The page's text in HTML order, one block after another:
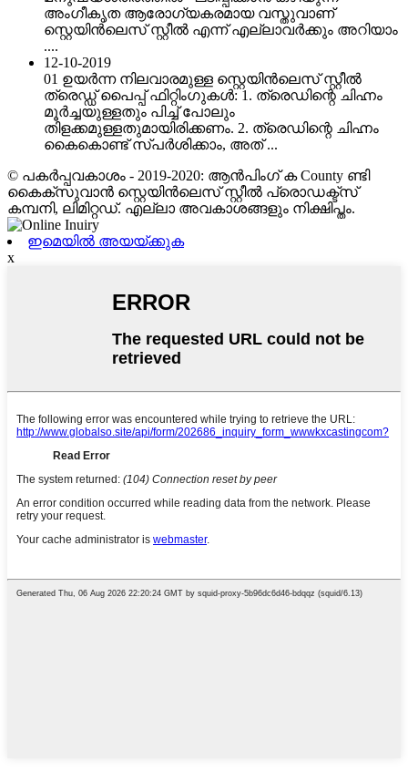
അംഗീകൃത ആരോഗ്യകരമായ വസ്തുവാണ്
സ്റ്റെയിൻ‌ലെസ് സ്റ്റീൽ എന്ന് എല്ലാവർക്കും അറിയാം
....
12-10-2019
01 ഉയർന്ന നിലവാരമുള്ള സ്റ്റെയിൻ‌ലെസ് സ്റ്റീൽ
ത്രെഡ്ഡ് പൈപ്പ് ഫിറ്റിംഗുകൾ: 1. ത്രെഡിന്റെ ചിഹ്നം
മൂർച്ചയുള്ളതും പിച്ച് പോലും
തിളക്കമുള്ളതുമായിരിക്കണം. 2. ത്രെഡിന്റെ ചിഹ്നം
കൈകൊണ്ട് സ്പർശിക്കാം, അത് ...
© പകർപ്പവകാശം - 2019-2020: ആൻ‌പിംഗ് ക County ണ്ടി
കൈക്സുവാൻ സ്റ്റെയിൻ‌ലെസ് സ്റ്റീൽ പ്രൊഡക്ട്സ്
കമ്പനി, ലിമിറ്റഡ്. എല്ലാ അവകാശങ്ങളും നിക്ഷിപ്തം.
ഇമെയിൽ അയയ്ക്കുക
x